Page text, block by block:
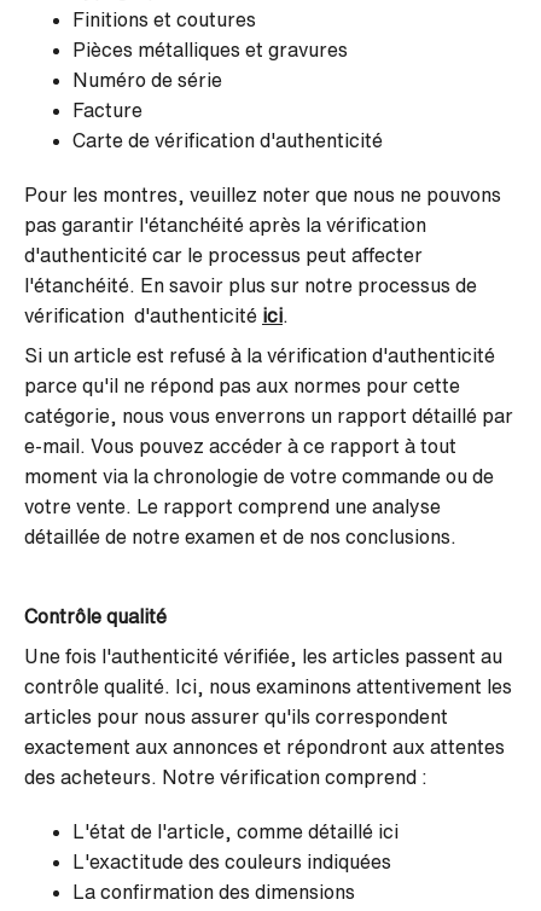
Finitions et coutures
Pièces métalliques et gravures
Numéro de série
Facture
Carte de vérification d'authenticité
Pour les montres, veuillez noter que nous ne pouvons
pas garantir l'étanchéité après la vérification
d'authenticité car le processus peut affecter
l'étanchéité. En savoir plus sur notre processus de
vérification d'authenticité ici
Si un article est refusé à la vérification d'authenticité
parce qu'il ne répond pas aux normes pour cette
catégorie, nous vous enverrons un rapport détaillé par
e-mail. Vous pouvez accéder à ce rapport à tout
moment via la chronologie de votre commande ou de
votre vente. Le rapport comprend une analyse
détaillée de notre examen et de nos conclusions.
Contrôle qualité
Une fois l'authenticité vérifiée, les articles passent au
contrôle qualité. Ici, nous examinons attentivement les
articles pour nous assurer qu'ils correspondent
exactement aux annonces et répondront aux attentes
des acheteurs. Notre vérification comprend :
L'état de l'article, comme détaillé ici
L'exactitude des couleurs indiquées
La confirmation des dimensions